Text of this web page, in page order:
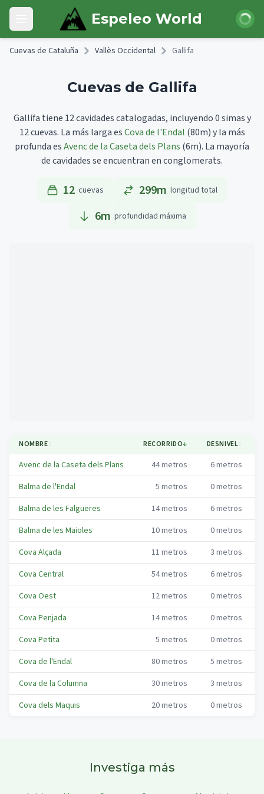
Skip to main content
Open main menu Espeleo World Iniciar
Cuevas de Cataluña Vallès Occidental Gallifa
Cuevas de Gallifa
Gallifa tiene 12 cavidades catalogadas, incluyendo 0 simas y
12 cuevas. La más larga esCova de l'Endal (80m)y la más
profunda esAvenc de la Caseta dels Plans (6m). La mayoría
de cavidades se encuentran en conglomerats.
12 cuevas 299m longitud total
6m profundidad máxima
NOMBRE↕ RECORRIDO↓ DESNIVEL↕
Avenc de la Caseta dels Plans 44metros 6metros
Balma de l'Endal
5 metros 0metros
Balma de les Falgueres
14metros 6metros
Balma de les Maioles
10metros 0metros
Cova Alçada
11 metros 3 metros
Cova Central
54metros 6metros
Cova Oest
12metros 0metros
Cova Penjada
14metros 0metros
Cova Petita
5 metros 0metros
Cova de l'Endal
80metros 5 metros
Cova de la Columna
30metros 3 metros
Cova dels Maquis
20metros 0metros
Investiga más